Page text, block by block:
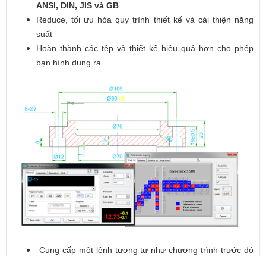
ANSI, DIN, JIS và GB
Reduce, tối ưu hóa quy trình thiết kế và cải thiện năng
suất
Hoàn thành các tệp và thiết kế hiệu quả hơn cho phép
bạn hình dung ra
Cung cấp một lệnh tương tự như chương trình trước đó